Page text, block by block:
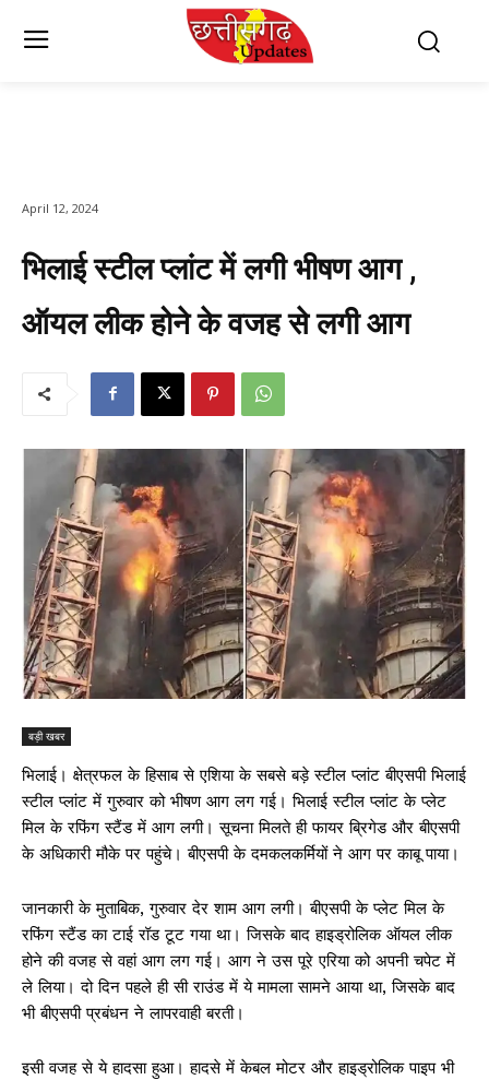
April 12, 2024
भिलाई स्टील प्लांट में लगी भीषण आग ,
ऑयल लीक होने के वजह से लगी आग
बड़ी खबर
भिलाई। क्षेत्रफल के हिसाब से एशिया के सबसे बड़े स्टील प्लांट बीएसपी भिलाई
स्टील प्लांट में गुरुवार को भीषण आग लग गई। भिलाई स्टील प्लांट के प्लेट
मिल के रफिंग स्टैंड में आग लगी। सूचना मिलते ही फायर ब्रिगेड और बीएसपी
के अधिकारी मौके पर पहुंचे। बीएसपी के दमकलकर्मियों ने आग पर काबू पाया।
जानकारी के मुताबिक, गुरुवार देर शाम आग लगी। बीएसपी के प्लेट मिल के
रफिंग स्टैंड का टाई रॉड टूट गया था। जिसके बाद हाइड्रोलिक ऑयल लीक
होने की वजह से वहां आग लग गई। आग ने उस पूरे एरिया को अपनी चपेट में
ले लिया। दो दिन पहले ही सी राउंड में ये मामला सामने आया था, जिसके बाद
भी बीएसपी प्रबंधन ने लापरवाही बरती।
इसी वजह से ये हादसा हुआ। हादसे में केबल मोटर और हाइड्रोलिक पाइप भी